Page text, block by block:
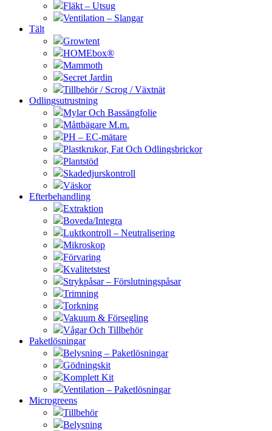
Fläkt – Utsug
Ventilation – Slangar
Tält
Growtent
HOMEbox®
Mammoth
Secret Jardin
Tillbehör / Scrog / Växtnät
Odlingsutrustning
Mylar Och Bassängfolie
Måttbägare M.m.
PH – EC-mätare
Plastkrukor, Fat Och Odlingsbrickor
Plantstöd
Skadedjurskontroll
Väskor
Efterbehandling
Extraktion
Boveda/Integra
Luktkontroll – Neutralisering
Mikroskop
Förvaring
Kvalitetstest
Strykpåsar – Förslutningspåsar
Trimning
Torkning
Vakuum & Försegling
Vågar Och Tillbehör
Paketlösningar
Belysning – Paketlösningar
Gödningskit
Komplett Kit
Ventilation – Paketlösningar
Microgreens
Tillbehör
Belysning